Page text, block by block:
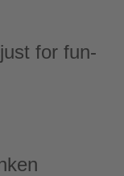
for fun-